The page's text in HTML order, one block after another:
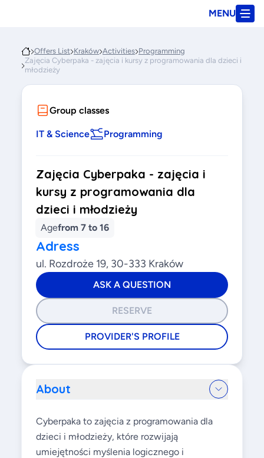
MENU
Offers List Kraków Activities Programming
Zajęcia Cyberpaka - zajęcia i kursy z programowania dla dzieci i
młodzieży
Group classes
IT & Science Programming
Zajęcia Cyberpaka - zajęcia i
kursy z programowania dla
dzieci i młodzieży
Agefrom 7 to 16
Adress
ul. Rozdroże 19, 30-333 Kraków
ASK A QUESTION
RESERVE
PROVIDER'S PROFILE
About
Cyberpaka to zajęcia z programowania dla
dzieci i młodzieży, które rozwijają
umiejętności myślenia logicznego i